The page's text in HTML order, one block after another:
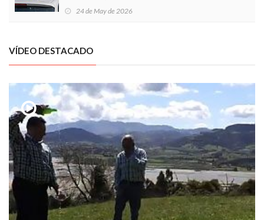
Local en Luanco
24 de May de 2026
VÍDEO DESTACADO